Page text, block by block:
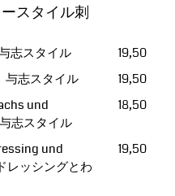
スタイル刺
志スタイル
19,50
与志スタイル
19,50
und
志スタイル
18,50
und
レッシングとわ
19,50